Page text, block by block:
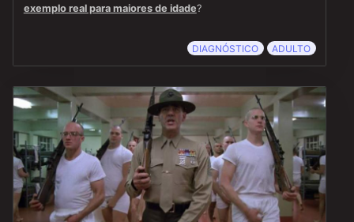
exemplo real para maiores de idade?
DIAGNÓSTICO ADULTO